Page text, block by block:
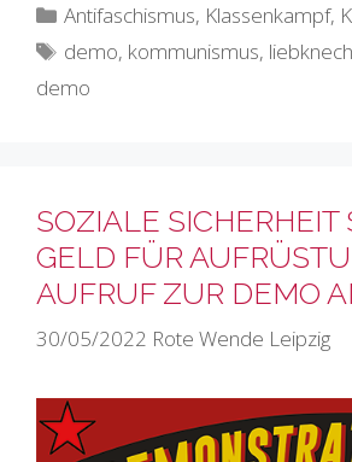
Kategorien
Antifaschismus, Klassenkampf,
Schlagwörter
demo, kommunismus,
demo
SOZIALE SICHERHEIT
GELD FÜR
AUFRUF ZUR DEMO
30/05/2022 Rote Wende Leipzig